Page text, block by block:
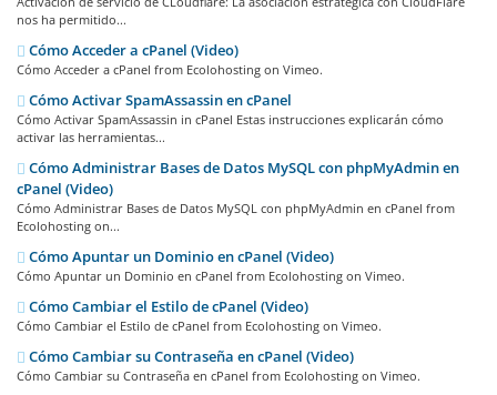
nos ha permitido...
Cómo Acceder a cPanel (Video)
Cómo Acceder a cPanel from Ecolohosting on Vimeo.
Cómo Activar SpamAssassin en cPanel
Cómo Activar SpamAssassin in cPanel Estas instrucciones explicarán cómo
activar las herramientas...
Cómo Administrar Bases de Datos MySQL con phpMyAdmin en
cPanel (Video)
Cómo Administrar Bases de Datos MySQL con phpMyAdmin en cPanel from
Ecolohosting on...
Cómo Apuntar un Dominio en cPanel (Video)
Cómo Apuntar un Dominio en cPanel from Ecolohosting on Vimeo.
Cómo Cambiar el Estilo de cPanel (Video)
Cómo Cambiar el Estilo de cPanel from Ecolohosting on Vimeo.
Cómo Cambiar su Contraseña en cPanel (Video)
Cómo Cambiar su Contraseña en cPanel from Ecolohosting on Vimeo.